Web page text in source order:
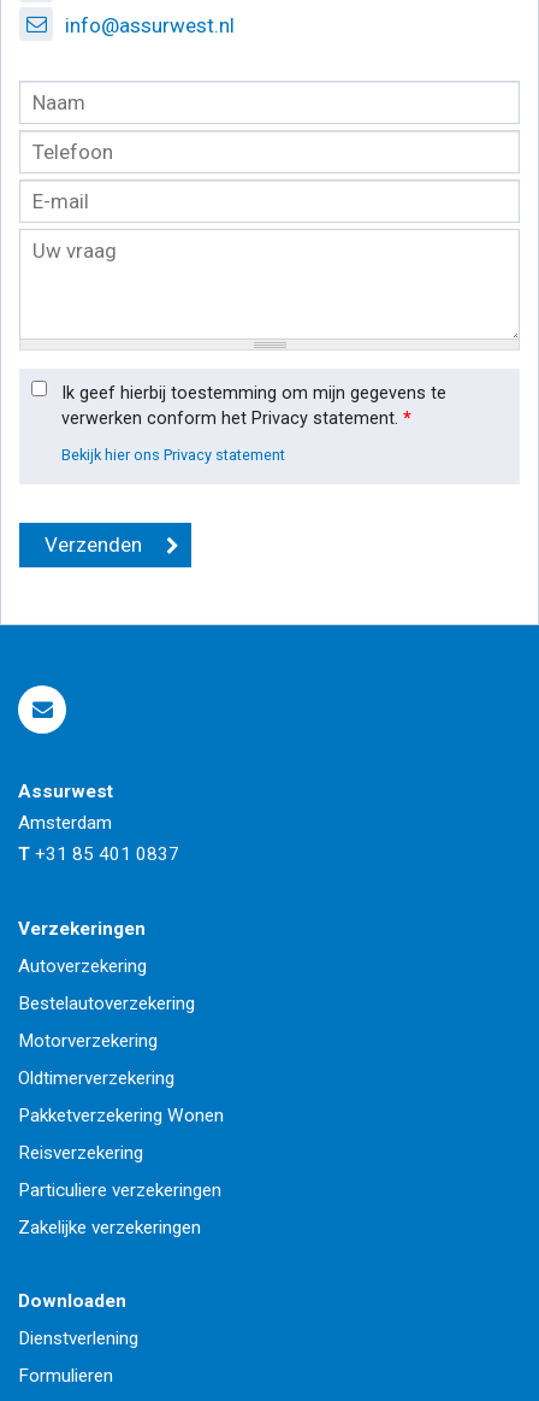
info@assurwest.nl
Ik geef hierbij toestemming om mijn gegevens te
verwerken conform het Privacy statement. *
Bekijk hier ons Privacy statement
Assurwest
Amsterdam
T +31 85 401 0837
Verzekeringen
Autoverzekering
Bestelautoverzekering
Motorverzekering
Oldtimerverzekering
Pakketverzekering Wonen
Reisverzekering
Particuliere verzekeringen
Zakelijke verzekeringen
Downloaden
Dienstverlening
Formulieren